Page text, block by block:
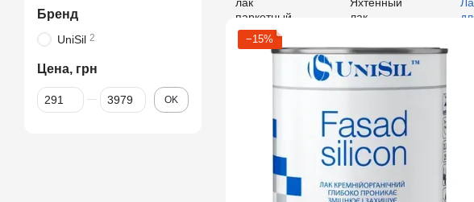
−15%
Бренд
UniSil 2
Цена, грн
От Цена, грн
До Цена, грн OK